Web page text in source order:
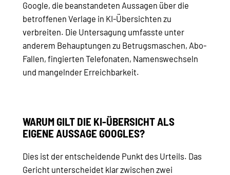
Google, die beanstandeten Aussagen über die
betroffenen Verlage in KI-Übersichten zu
verbreiten. Die Untersagung umfasste unter
anderem Behauptungen zu Betrugsmaschen, Abo-
Fallen, fingierten Telefonaten, Namenswechseln
und mangelnder Erreichbarkeit.
WARUM GILT DIE KI-ÜBERSICHT ALS
EIGENE AUSSAGE GOOGLES?
Dies ist der entscheidende Punkt des Urteils. Das
Gericht unterscheidet klar zwischen zwei